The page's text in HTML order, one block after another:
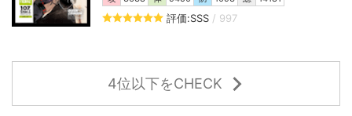
評価:SSS / 997
4位以下をCHECK